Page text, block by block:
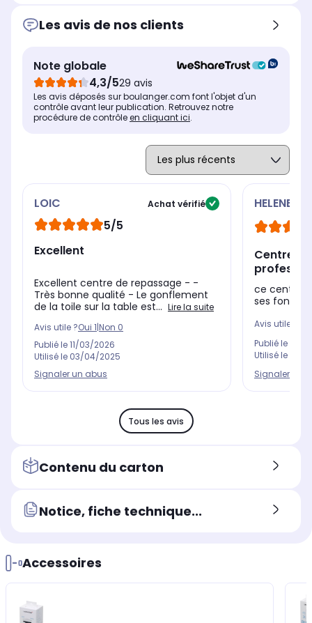
Les avis de nos clients
Note globale
4,3/529 avis
Les avis déposés sur boulanger.com font l'objet d'un
contrôle avant leur publication. Retrouvez notre
procédure de contrôleen cliquant ici.
LOIC Achat vérifié
5/5
Excellent
Excellent centre de repassage - -
Très bonne qualité - Le gonflement
de la toile sur la table est... Lire la suite
Avis utile ?Oui 1 Non 0
Publié le11/03/2026
Utilisé le 03/04/2025
Signaler un abus
HELENE
Centre
ce centre
ses
Avis utile ?
Publié le
Utilisé le
Signaler un
Tous les avis
Contenu du carton
Notice, fiche technique...
Accessoires